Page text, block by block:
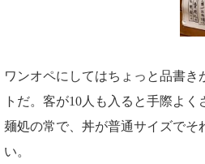
ワンオペにしてはちょっと品書
トだ。客が10人も入ると手際よく
麺処の常で、丼が普通サイズで
い。